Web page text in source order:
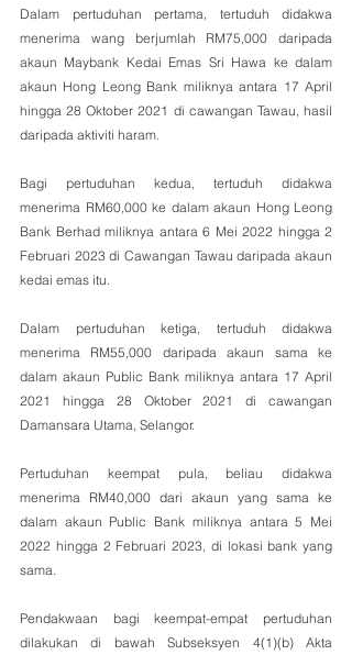
Dalam pertuduhan pertama, tertuduh didakwa
menerima wang berjumlah RM75,000 daripada
akaun Maybank Kedai Emas Sri Hawa ke dalam
akaun Hong Leong Bank miliknya antara 17 April
hingga 28 Oktober 2021 di cawangan Tawau, hasil
daripada aktiviti haram.
Bagi pertuduhan kedua, tertuduh didakwa
menerima RM60,000 ke dalam akaun Hong Leong
Bank Berhad miliknya antara 6 Mei 2022 hingga 2
Februari 2023 di Cawangan Tawau daripada akaun
kedai emas itu.
Dalam pertuduhan ketiga, tertuduh didakwa
menerima RM55,000 daripada akaun sama ke
dalam akaun Public Bank miliknya antara 17 April
2021 hingga 28 Oktober 2021 di cawangan
Damansara Utama, Selangor.
Pertuduhan keempat pula, beliau didakwa
menerima RM40,000 dari akaun yang sama ke
dalam akaun Public Bank miliknya antara 5 Mei
2022 hingga 2 Februari 2023, di lokasi bank yang
sama.
Pendakwaan bagi keempat-empat pertuduhan
dilakukan di bawah Subseksyen 4(1)(b) Akta